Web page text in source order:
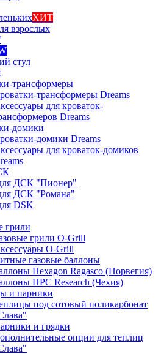
ХИТ
взрослых
стул
трансформеры
трансформеры Dreams
для кроваток-
Dreams
домики
домики Dreams
для кроваток-домиков
ДСК "Пионер"
ДСК "Романа"
DSK
грили
грили O-Grill
O-Grill
газовые баллоны
Hexagon Ragasco (Норвегия)
HPC Research (Чехия)
и парники
под сотовый поликарбонат
и грядки
опции для теплиц